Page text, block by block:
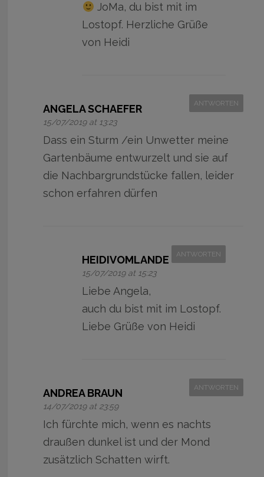
JoMa, du bist mit im
Lostopf. Herzliche Grüße
von Heidi
ANGELA SCHAEFER
15/07/2019 at 13:23
ANTWORTEN
Dass ein Sturm /ein Unwetter meine
Gartenbäume entwurzelt und sie auf
die Nachbargrundstücke fallen, leider
schon erfahren dürfen
HEIDIVOMLANDE
15/07/2019 at 15:23
ANTWORTEN
Liebe Angela,
auch du bist mit im Lostopf.
Liebe Grüße von Heidi
ANDREA BRAUN
14/07/2019 at 23:59
ANTWORTEN
Ich fürchte mich, wenn es nachts
draußen dunkel ist und der Mond
zusätzlich Schatten wirft.